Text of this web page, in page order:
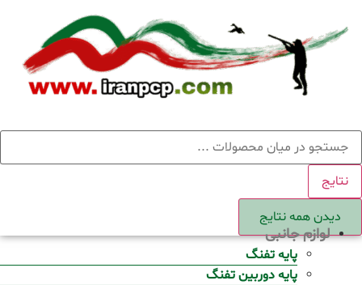
content
جستجو
.
نتایج
دیدن همه نتایج
لوازم جانبی
پایه تفنگ
پایه دوربین تفنگ